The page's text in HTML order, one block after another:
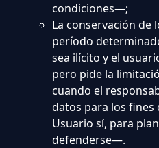
condiciones—;
La conservación de
período
sea ilícito y el
pero pide la
cuando el
datos para los
Usuario sí, para
defenderse—.